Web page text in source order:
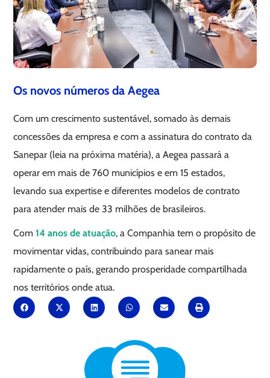
Os novos números da Aegea
Com um crescimento sustentável, somado às demais
concessões da empresa e com a assinatura do contrato da
Sanepar (leia na próxima matéria), a Aegea passará a
operar em mais de 760 municípios e em 15 estados,
levando sua expertise e diferentes modelos de contrato
para atender mais de 33 milhões de brasileiros.
Com14 anos de atuação, a Companhia tem o propósito de
movimentar vidas, contribuindo para sanear mais
rapidamente o país, gerando prosperidade compartilhada
nos territórios onde atua.